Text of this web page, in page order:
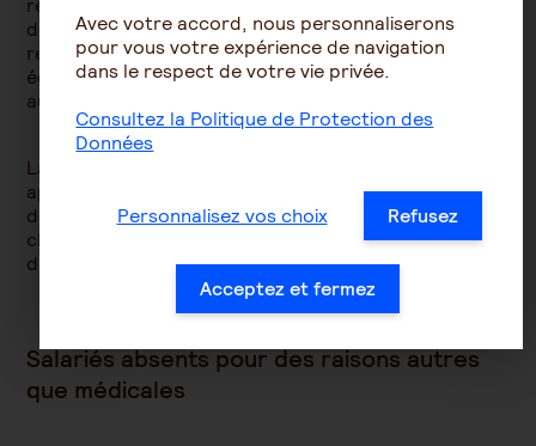
reconstituer une rémunération afin de pouvoir
déterminer la limite d’exonération. Il est admis que la
rémunération mensuelle à prendre en compte est
égale au montant moyen des rémunérations perçues
au cours des 12 mois précédant l’arrêt de travail.
La Direction de la Sécurité sociale rappelant qu’en
application de l’article 7-1 de la loi n° 89-1009 du 31
décembre 1989, la couverture décès doit inclure une
clause de maintien de la garantie décès en cas
d’incapacité de travail ou d’invalidité.
Salariés absents pour des raisons autres
que médicales
Avec votre accord, nous personnaliserons
pour vous votre expérience de navigation
dans le respect de votre vie privée.
Consultez la Politique de Protection des
Données
Personnalisez vos choix Refusez
Acceptez et fermez